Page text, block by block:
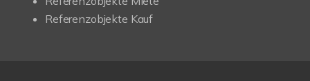
Referenzobjekte Kauf